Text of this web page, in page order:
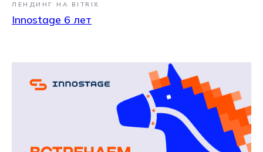
ЛЕНДИНГ НА BITRIX
Innostage 6 лет